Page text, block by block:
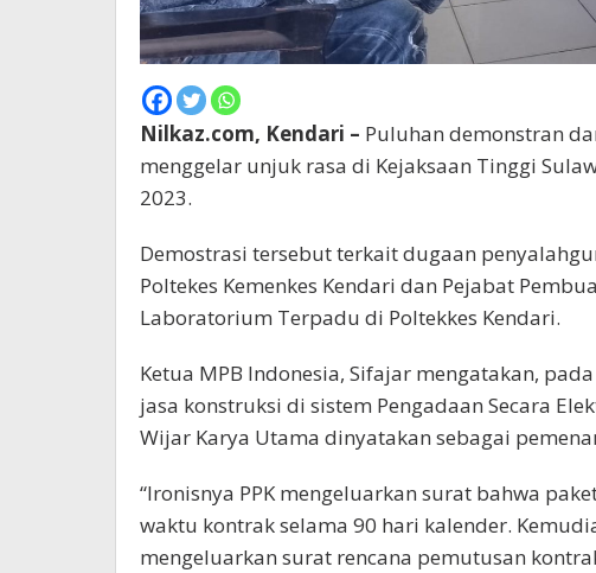
Nilkaz.com, Kendari – Puluhan demonstran
menggelar unjuk rasa di Kejaksaan Tinggi
2023.
Demostrasi tersebut terkait dugaan
Poltekes Kemenkes Kendari dan Pejabat
Laboratorium Terpadu di Poltekkes Kendari.
Ketua MPB Indonesia, Sifajar mengatakan,
jasa konstruksi di sistem Pengadaan Secara
Wijar Karya Utama dinyatakan sebagai
“Ironisnya PPK mengeluarkan surat bahwa
waktu kontrak selama 90 hari kalender.
mengeluarkan surat rencana pemutusan